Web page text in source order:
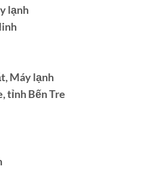
lạnh
Máy lạnh
tỉnh Bến Tre